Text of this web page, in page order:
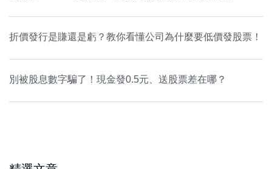
折價發行是賺還是虧？教你看懂公司為什麼要低價發股票！
別被股息數字騙了！現金發0.5元、送股票差在哪？